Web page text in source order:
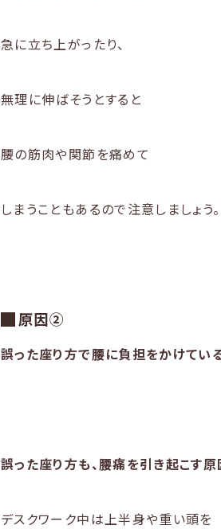
急に立ち上がったり、
無理に伸ばそうとすると
腰の筋肉や関節を痛めて
しまうこともあるので注意しましょう。
原因②
誤った座り方で腰に負担をかけてい
誤った座り方も、腰痛を引き起こす
デスクワーク中は上半身や重い頭を